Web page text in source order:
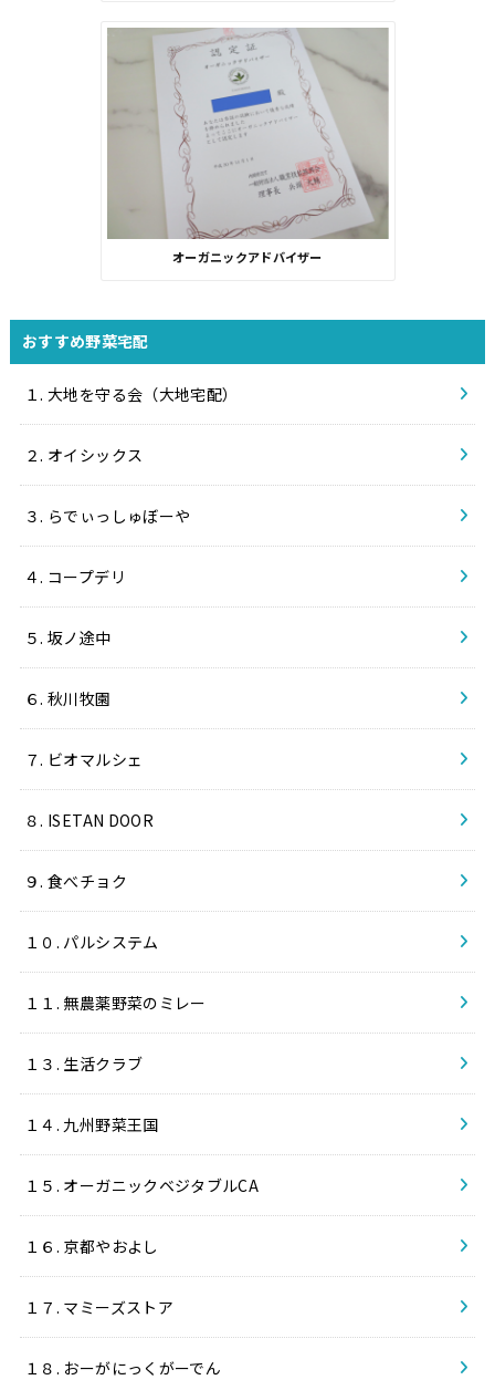
オーガニックアドバイザー
おすすめ野菜宅配
１. 大地を守る会（大地宅配）
２. オイシックス
３. らでぃっしゅぼーや
４. コープデリ
５. 坂ノ途中
６. 秋川牧園
７. ビオマルシェ
８. ISETAN DOOR
９. 食べチョク
１０. パルシステム
１１. 無農薬野菜のミレー
１３. 生活クラブ
１４. 九州野菜王国
１５. オーガニックベジタブルCA
１６. 京都やおよし
１７. マミーズストア
１８. おーがにっくがーでん